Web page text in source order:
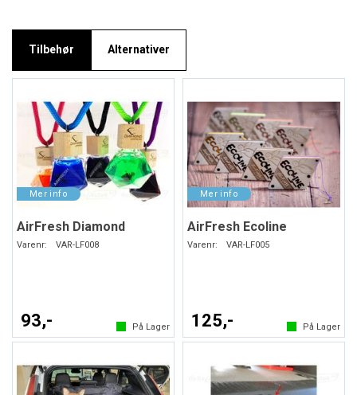
Tilbehør Alternativer
AirFresh Diamond
Varenr: VAR-LF008
93,- På Lager
AirFresh Ecoline
Varenr: VAR-LF005
125,- På Lager